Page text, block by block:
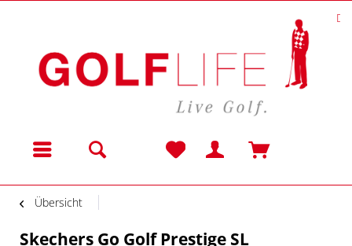
Menü
Übersicht
Skechers Go Golf Prestige SL